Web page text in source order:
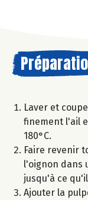
Laver et
finement l'ail
180°C.
Faire revenir
l'oignon dans
jusqu'à ce
Ajouter la